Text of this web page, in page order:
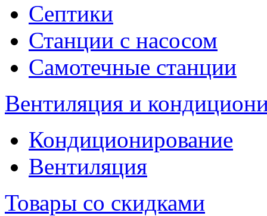
Септики
Станции с насосом
Самотечные станции
Вентиляция и
Кондиционирование
Вентиляция
Товары со скидками